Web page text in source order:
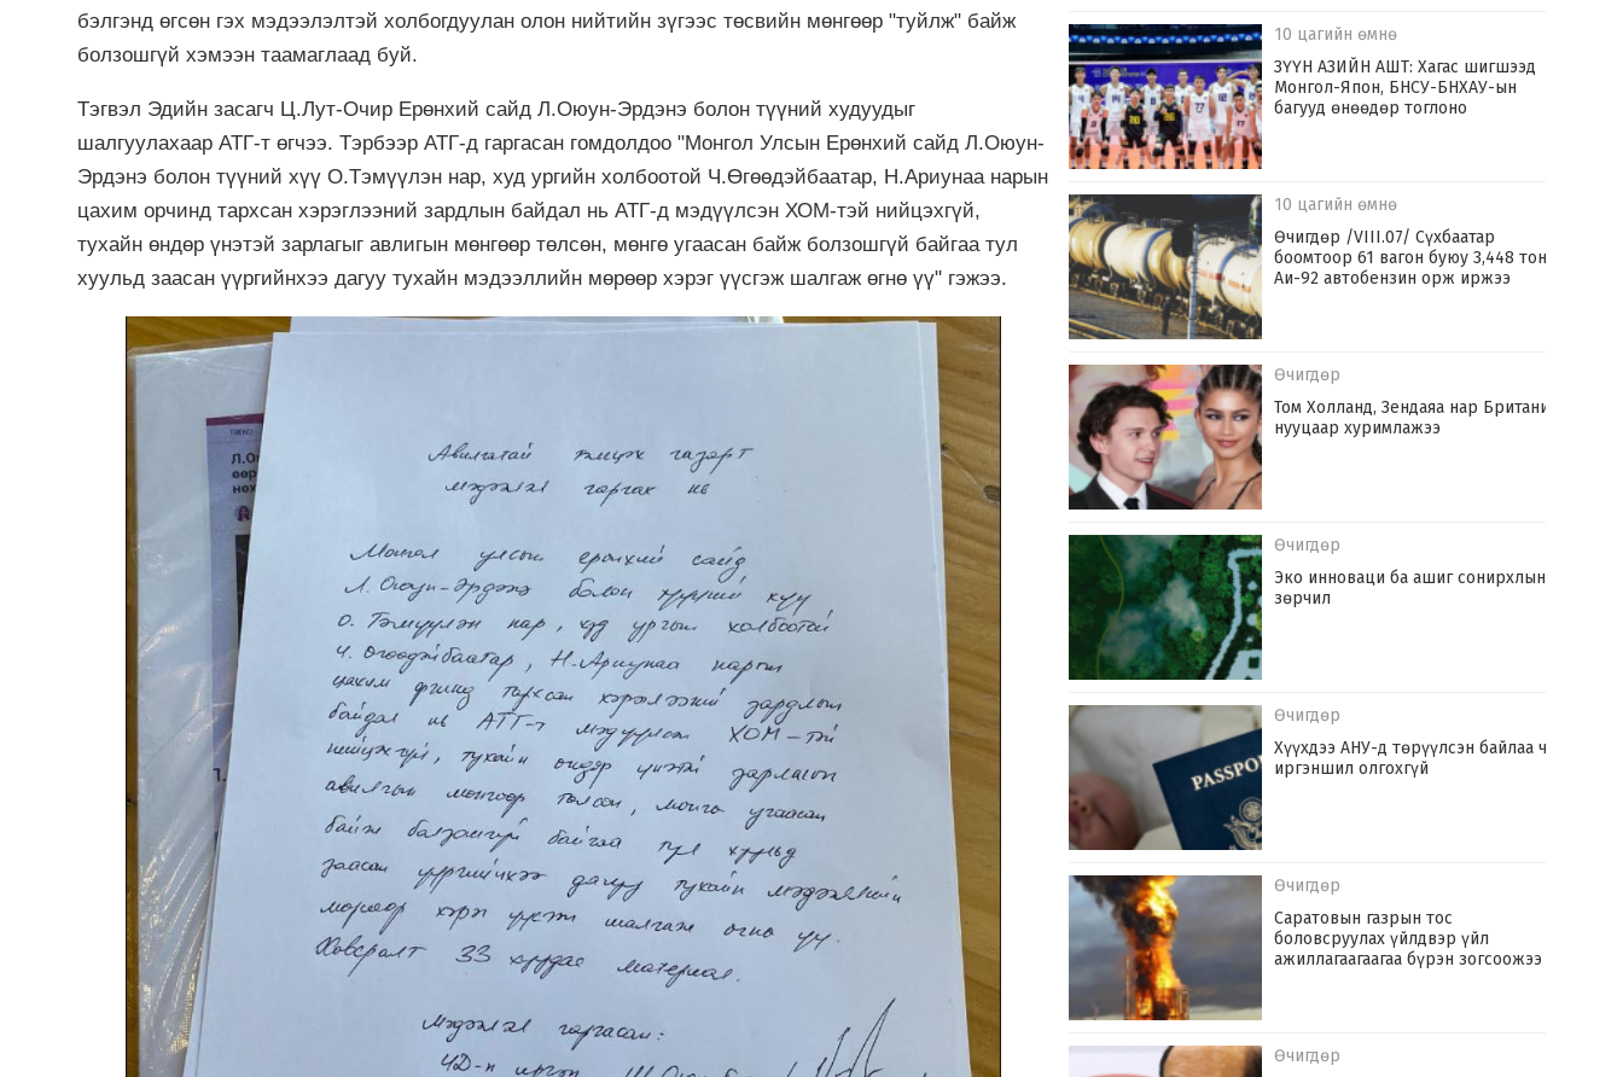
бэлгэнд өгсөн гэх мэдээлэлтэй холбогдуулан олон нийтийн зүгээс төсвийн мөнгөөр "туйлж" байж
болзошгүй хэмээн таамаглаад буй.
Тэгвэл Эдийн засагч Ц.Лут-Очир Ерөнхий сайд Л.Оюун-Эрдэнэ болон түүний худуудыг
шалгуулахаар АТГ-т өгчээ. Тэрбээр АТГ-д гаргасан гомдолдоо "Монгол Улсын Ерөнхий сайд Л.Оюун-
Эрдэнэ болон түүний хүү О.Тэмүүлэн нар, худ ургийн холбоотой Ч.Өгөөдэйбаатар, Н.Ариунаа нарын
цахим орчинд тархсан хэрэглээний зардлын байдал нь АТГ-д мэдүүлсэн ХОМ-тэй нийцэхгүй,
тухайн өндөр үнэтэй зарлагыг авлигын мөнгөөр төлсөн, мөнгө угаасан байж болзошгүй байгаа тул
хуульд заасан үүргийнхээ дагуу тухайн мэдээллийн мөрөөр хэрэг үүсгэж шалгаж өгнө үү" гэжээ.
10 цагийн өмнө
ЗҮҮН АЗИЙН АШТ: Хагас шигшээд
Монгол-Япон, БНСУ-БНХАУ-ын
багууд өнөөдөр тоглоно
10 цагийн өмнө
Өчигдөр /VIII.07/ Сүхбаатар
боомтоор 61 вагон буюу 3,448 тонн
Аи-92 автобензин орж иржээ
Өчигдөр
Том Холланд, Зендаяа нар Британид
нууцаар хуримлажээ
Өчигдөр
Эко инноваци ба ашиг сонирхлын
зөрчил
Өчигдөр
Хүүхдээ АНУ-д төрүүлсэн байлаа ч
иргэншил олгохгүй
Өчигдөр
Саратовын газрын тос
боловсруулах үйлдвэр үйл
ажиллагаагаагаа бүрэн зогсоожээ
Өчигдөр